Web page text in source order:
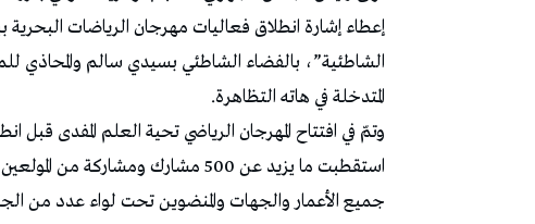
إعطاء إشارة انطلاق فعاليات مهرجان الرياضات
الشاطئية”، بالفضاء الشاطئي بسيدي سالم والمحاذي
المتدخلة في هاته التظاهرة.
وتمّ في افتتاح المهرجان الرياضي تحية العلم المفدى قبل
استقطبت ما يزيد عن 500 مشارك
جميع الأعمار والجهات والمنضوين تحت لواء عدد من